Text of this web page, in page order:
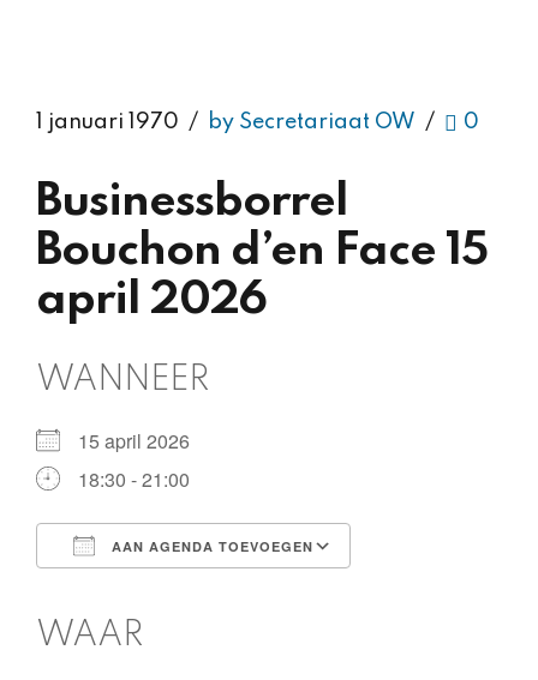
1 januari 1970 by Secretariaat OW 0
Businessborrel
Bouchon d’en Face 15
april 2026
WANNEER
15 april 2026
18:30 - 21:00
AAN AGENDA TOEVOEGEN
WAAR